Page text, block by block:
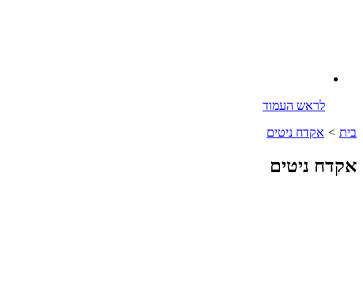
לראש העמוד
בית > אקדח ניטים
אקדח ניטים